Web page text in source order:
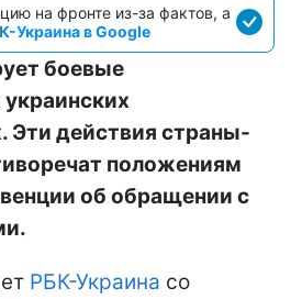
на фронте из-за фактов, а
Украина в Google
боевые
Эти действия страны-
положениям
об обращении с
РБК-Украина со